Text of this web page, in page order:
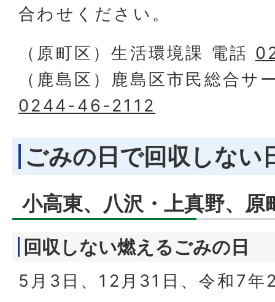
合わせください。
（原町区）生活環境課 電話
（鹿島区）鹿島区市民総合サ
0244-46-2112
ごみの日で回収しない
小高東、八沢・上真野、原
回収しない燃えるごみの日
5月3日、12月31日、令和7年